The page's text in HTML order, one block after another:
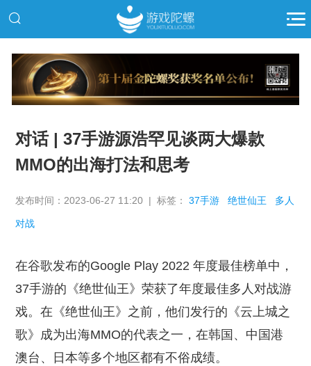
推广
对话 | 37手游源浩罕见谈两大爆款
MMO的出海打法和思考
发布时间：2023-06-27 11:20 | 标签：37手游 绝世仙王 多人
对战
在谷歌发布的Google Play 2022 年度最佳榜单中，
37手游的《绝世仙王》荣获了年度最佳多人对战游
戏。在《绝世仙王》之前，他们发行的《云上城之
歌》成为出海MMO的代表之一，在韩国、中国港
澳台、日本等多个地区都有不俗成绩。